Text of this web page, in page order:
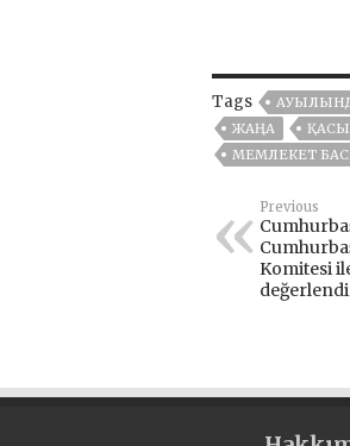
Tags
ЖАҢА
МЕМЛЕКЕТ
Previous
Komitesi